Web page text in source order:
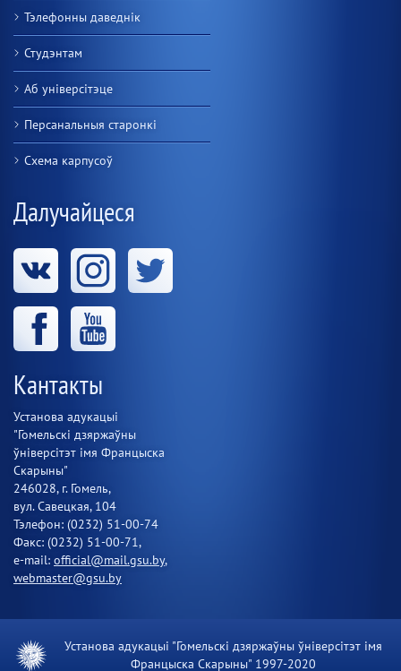
Тэлефонны даведнік
Студэнтам
Аб універсітэце
Персанальныя старонкі
Схема карпусоў
Далучайцеся
Кантакты
Установа адукацыі
"Гомельскі дзяржаўны
ўніверсітэт імя Францыска
Скарыны"
246028, г. Гомель,
вул. Савецкая, 104
Тэлефон: (0232) 51-00-74
Факс: (0232) 51-00-71,
e-mail: official@mail.gsu.by,
webmaster@gsu.by
Установа адукацыі "Гомельскі дзяржаўны ўніверсітэт імя
Францыска Скарыны" 1997-2020